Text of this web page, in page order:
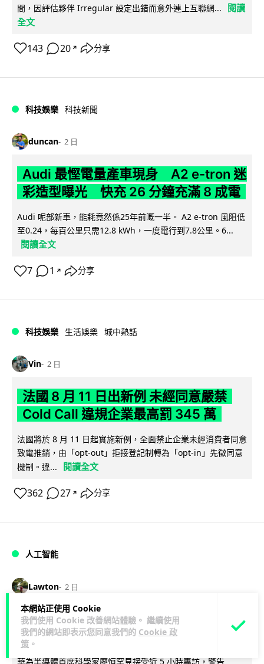
本網站正使用 Cookie
我們使用 Cookie 改善網站體驗。 繼續使用
我們的網站即表示您同意我們的 Cookie 政
策 。
間，因評估夥伴 Irregular 設定出錯而意外連上互聯網...
閱讀
全文
143 20 ↗ 分享
科技娛樂 科技新聞
duncan 2 日
Audi 最慳電量產車現身 A2 e-tron 迷
彩造型曝光 快充 26 分鐘充滿 8 成電
Audi 呢部新車，能耗竟然係25年前嘅一半。 A2 e-tron 風阻低
至0.24，每百公里只需12.8 kWh，一度電行到7.8公里。6...
閱讀全文
7 1 ↗ 分享
科技娛樂 生活娛樂 城中熱話
Vin 2 日
法國 8 月 11 日出新例 未經同意嚴禁
Cold Call 違規企業最高罰 345 萬
法國將於 8 月 11 日起實施新例，全面禁止企業未經消費者同意
致電推銷，由「opt-out」拒接登記制轉為「opt-in」先徵同意
機制。違...
閱讀全文
362 27 ↗ 分享
人工智能
Lawton 2 日
華為科學家警告 NVIDIA 已近物理極限
華為「韜定律」可繞過摩爾定律瓶頸
華為半導體首席科學家廖恒罕見接受近 5 小時專訪，警告